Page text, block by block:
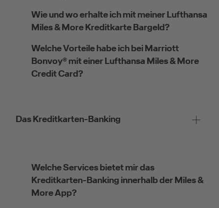
Wie und wo erhalte ich mit meiner Lufthansa
Miles & More Kreditkarte Bargeld?
Welche Vorteile habe ich bei Marriott
Bonvoy® mit einer Lufthansa Miles & More
Credit Card?
Das Kreditkarten-Banking
Welche Services bietet mir das
Kreditkarten-Banking innerhalb der Miles &
More App?
Kreditkarte beantragen
Suchen Sie eine Kreditkarte für die private oder
geschäftliche Nutzung? Oder möchten Sie
gewünschten Antrag.
Geschäftliche Nutzung